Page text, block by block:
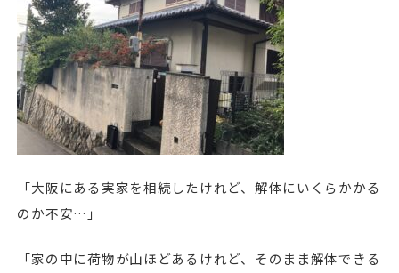
「大阪にある実家を相続したけれど、解体にいくらかかる
のか不安…」
「家の中に荷物が山ほどあるけれど、そのまま解体できる